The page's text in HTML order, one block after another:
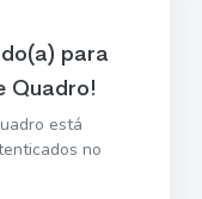
para
Quadro!
está
no